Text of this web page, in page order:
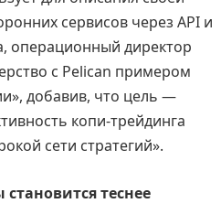
сервисов через API и
операционный директор
с Pelican примером
добавив, что цель —
копи-трейдинга
сети стратегий».
теснее